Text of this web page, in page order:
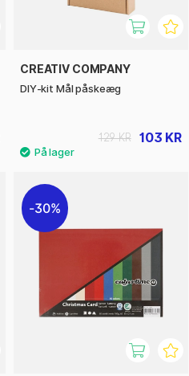
CREATIV COMPANY
DIY‑kit Mål påskeæg
103 KR
129 KR
30%